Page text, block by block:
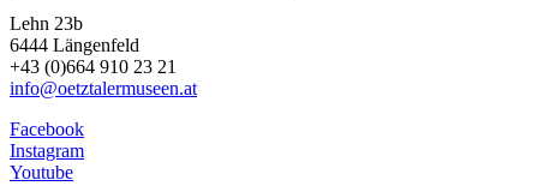
Lehn 23b
6444 Längenfeld
+43 (0)664 910 23 21
info@oetztalermuseen.at
Facebook
Instagram
Youtube